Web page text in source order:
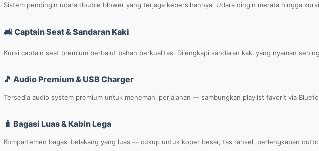
Sistem pendingin udara double blower yang terjaga kebersihannya. Udara dingin merata hingga
🛋️ Captain Seat & Sandaran Kaki
Kursi captain seat premium berbalut bahan berkualitas. Dilengkapi sandaran kaki yang nyaman
🎵 Audio Premium & USB Charger
Tersedia audio system premium untuk menemani perjalanan — sambungkan playlist favorit via
🧳 Bagasi Luas & Kabin Lega
Kompartemen bagasi belakang yang luas — cukup untuk koper besar, tas ransel, perlengkapan